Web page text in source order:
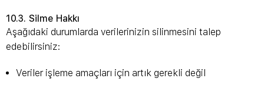
10.3. Silme Hakkı
Aşağıdaki durumlarda verilerinizin silinmesini talep
edebilirsiniz:
Veriler işleme amaçları için artık gerekli değil